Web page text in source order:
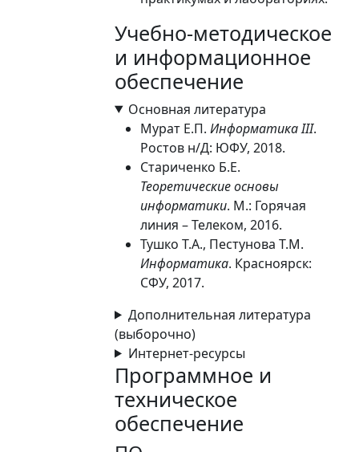
Учебно-методическое
и информационное
обеспечение
Основная литература
Мурат Е.П. Информатика III.
Ростов н/Д: ЮФУ, 2018.
Стариченко Б.Е.
Теоретические основы
информатики. М.: Горячая
линия – Телеком, 2016.
Тушко Т.А., Пестунова Т.М.
Информатика. Красноярск:
СФУ, 2017.
Дополнительная литература
(выборочно)
Интернет-ресурсы
Программное и
техническое
обеспечение